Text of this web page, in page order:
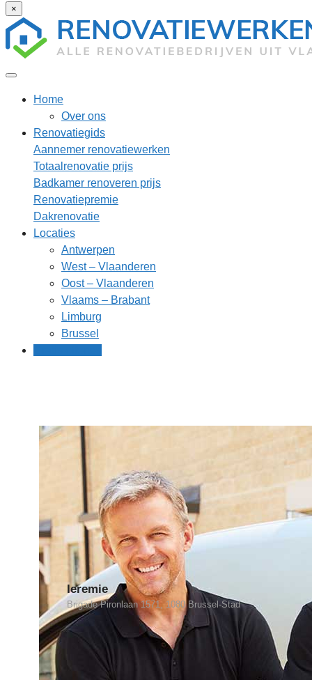
×
Home
Over ons
Renovatiegids
Aannemer renovatiewerken
Totaalrenovatie prijs
Badkamer renoveren prijs
Renovatiepremie
Dakrenovatie
Locaties
Antwerpen
West – Vlaanderen
Oost – Vlaanderen
Vlaams – Brabant
Limburg
Brussel
Ieremie
Brigade Pironlaan 1571, 1080 Brussel-Stad